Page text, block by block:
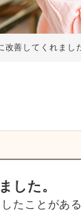
善してくれまし
した。
たことがあ